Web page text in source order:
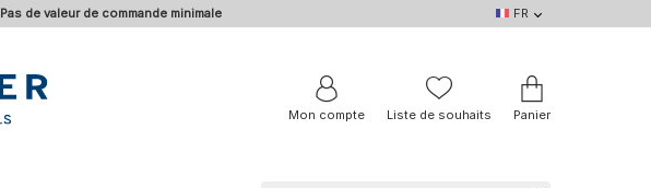
Pas de valeur de commande minimale
FR
DE
NL
BE
FR
Mon compte Liste de souhaits Panier